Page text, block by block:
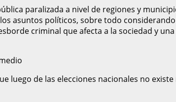
paralizada a nivel de regiones y
asuntos políticos, sobre todo
criminal que afecta a la sociedad y
luego de las elecciones nacionales no